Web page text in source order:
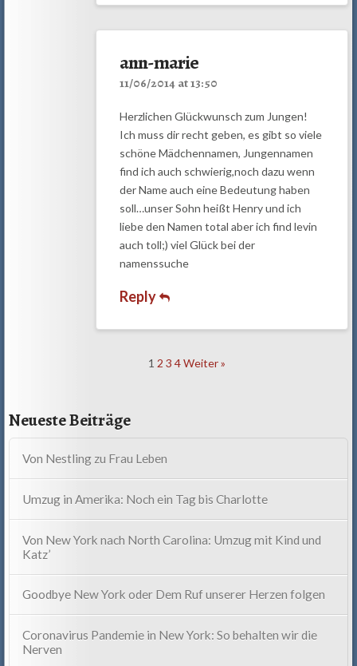
ann-marie
11/06/2014 at 13:50
Herzlichen Glückwunsch zum Jungen!
Ich muss dir recht geben, es gibt so viele
schöne Mädchennamen, Jungennamen
find ich auch schwierig,noch dazu wenn
der Name auch eine Bedeutung haben
soll…unser Sohn heißt Henry und ich
liebe den Namen total aber ich find levin
auch toll;) viel Glück bei der
namenssuche
Reply
Comment
navigation
1 2 3 4 Weiter »
Neueste Beiträge
Von Nestling zu Frau Leben
Umzug in Amerika: Noch ein Tag bis Charlotte
Von New York nach North Carolina: Umzug mit Kind und
Katz’
Goodbye New York oder Dem Ruf unserer Herzen folgen
Coronavirus Pandemie in New York: So behalten wir die
Nerven